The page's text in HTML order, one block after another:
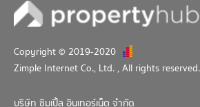
Copyright © 2019-2020
Zimple Internet Co., Ltd. , All rights reserved.
บริษัท ซิมเปิ้ล อินเทอร์เน็ต จำกัด